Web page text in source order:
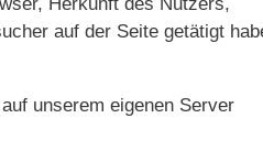
auf der Seite getätigt
unserem eigenen Server